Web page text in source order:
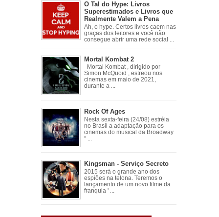
O Tal do Hype: Livros
Superestimados e Livros que
Realmente Valem a Pena
Ah, o hype. Certos livros caem nas
graças dos leitores e você não
consegue abrir uma rede social ...
Mortal Kombat 2
Mortal Kombat , dirigido por
Simon McQuoid , estreou nos
cinemas em maio de 2021,
durante a ...
Rock Of Ages
Nesta sexta-feira (24/08) estréia
no Brasil a adaptação para os
cinemas do musical da Broadway
“ ...
Kingsman - Serviço Secreto
2015 será o grande ano dos
espiões na telona. Teremos o
lançamento de um novo filme da
franquia ' ...